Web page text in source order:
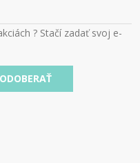
? Stačí zadať svoj e-
ODOBERAŤ